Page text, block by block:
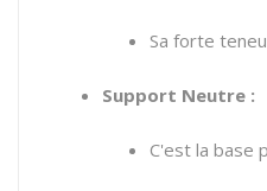
Sa forte
Support Neutre :
C'est la base